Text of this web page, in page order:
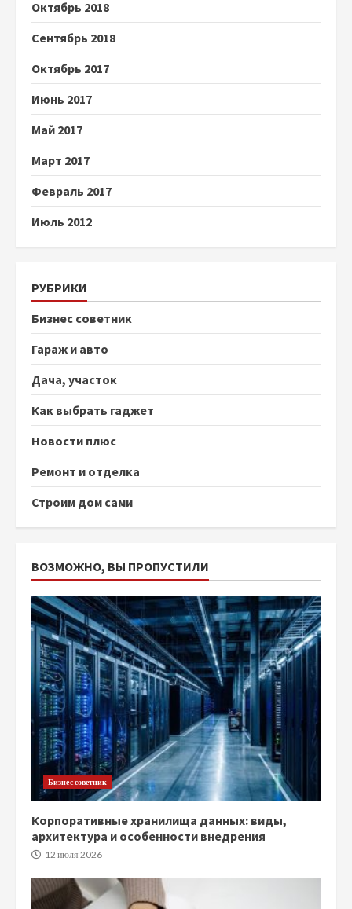
Октябрь 2018
Сентябрь 2018
Октябрь 2017
Июнь 2017
Май 2017
Март 2017
Февраль 2017
Июль 2012
РУБРИКИ
Бизнес советник
Гараж и авто
Дача, участок
Как выбрать гаджет
Новости плюс
Ремонт и отделка
Строим дом сами
ВОЗМОЖНО, ВЫ ПРОПУСТИЛИ
Бизнес советник
Корпоративные хранилища данных: виды,
архитектура и особенности внедрения
12 июля 2026